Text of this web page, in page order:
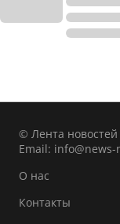
© Лента
Email:
О нас
Контакты